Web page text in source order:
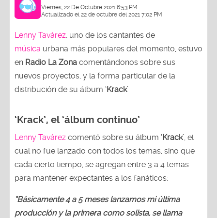
Viernes, 22 De Octubre 2021 6:53 PM
Actualizado el 22 de octubre del 2021 7:02 PM
Lenny Tavárez , uno de los cantantes de
música urbana más populares del momento, estuvo
en Radio La Zona comentándonos sobre sus
nuevos proyectos, y la forma particular de la
distribución de su álbum ‘Krack’
‘Krack’, el ‘álbum continuo’
Lenny Tavárez comentó sobre su álbum ‘Krack’, el
cual no fue lanzado con todos los temas, sino que
cada cierto tiempo, se agregan entre 3 a 4 temas
para mantener expectantes a los fanáticos:
“Básicamente 4 a 5 meses lanzamos mi última
producción y la primera como solista, se llama